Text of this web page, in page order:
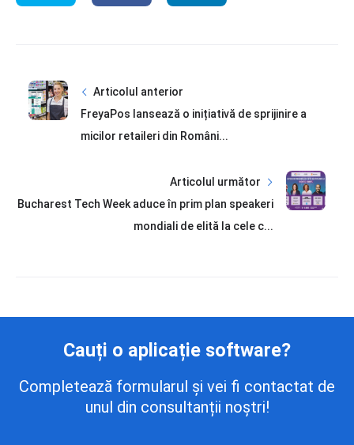
Articolul anterior
FreyaPos lansează o inițiativă de sprijinire a
micilor retaileri din Români...
Articolul următor
Bucharest Tech Week aduce în prim plan speakeri
mondiali de elită la cele c...
Cauți o aplicație software?
Completează formularul și vei fi contactat de
unul din consultanții noștri!